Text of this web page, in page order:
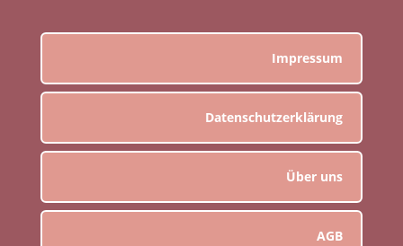
Impressum
Datenschutzerklärung
Über uns
AGB